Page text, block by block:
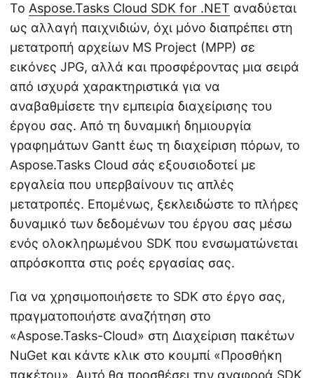
Το Aspose.Tasks Cloud SDK for .NET αναδύεται
ως αλλαγή παιχνιδιών, όχι μόνο διαπρέπει στη
μετατροπή αρχείων MS Project (MPP) σε
εικόνες JPG, αλλά και προσφέροντας μια σειρά
από ισχυρά χαρακτηριστικά για να
αναβαθμίσετε την εμπειρία διαχείρισης του
έργου σας. Από τη δυναμική δημιουργία
γραφημάτων Gantt έως τη διαχείριση πόρων, το
Aspose.Tasks Cloud σάς εξουσιοδοτεί με
εργαλεία που υπερβαίνουν τις απλές
μετατροπές. Επομένως, ξεκλειδώστε το πλήρες
δυναμικό των δεδομένων του έργου σας μέσω
ενός ολοκληρωμένου SDK που ενσωματώνεται
απρόσκοπτα στις ροές εργασίας σας.
Για να χρησιμοποιήσετε το SDK στο έργο σας,
πραγματοποιήστε αναζήτηση στο
«Aspose.Tasks-Cloud» στη Διαχείριση πακέτων
NuGet και κάντε κλικ στο κουμπί «Προσθήκη
πακέτου». Αυτό θα προσθέσει την αναφορά SDK